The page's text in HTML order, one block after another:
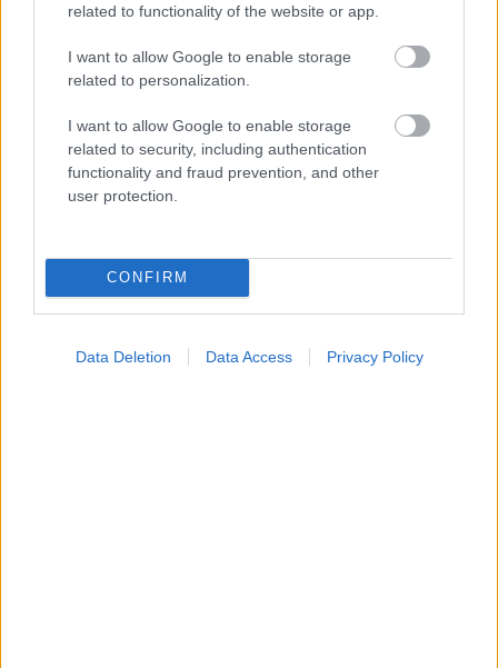
related to functionality of the website or app.
I want to allow Google to enable storage
related to personalization.
I want to allow Google to enable storage
related to security, including authentication
functionality and fraud prevention, and other
user protection.
CONFIRM
Data Deletion Data Access Privacy Policy
Οι αλλαγές στο σώμα που θεωρούνται φυσιολογικές